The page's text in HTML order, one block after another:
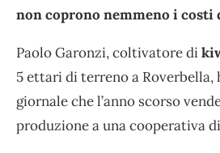
non coprono nemmeno i costi
Paolo Garonzi, coltivatore di
5 ettari di terreno a Roverbella,
giornale che l’anno scorso
produzione a una cooperativa